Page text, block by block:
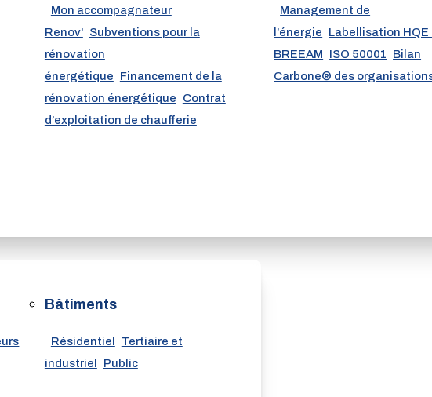
Mon accompagnateur
Renov' Subventions pour la
rénovation
énergétique Financement de la
rénovation énergétique Contrat
d’exploitation de chaufferie
Management de
l’énergie Labellisation
BREEAM ISO 50001 Bilan
Carbone® des
Bâtiments
Résidentiel Tertiaire et
industriel Public